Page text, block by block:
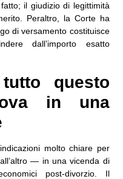
il giudizio di legittimità
Peraltro, la Corte ha
di versamento costituisce
dall’importo esatto
questo
in una
molto chiare per
— in una vicenda di
post-divorzio. Il